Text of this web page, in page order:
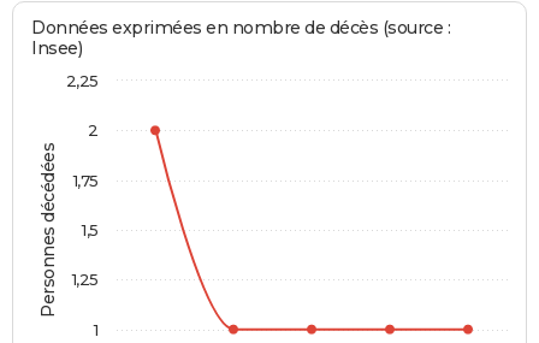
Personnes décédées
Données exprimées en nombre de décès (source :
Insee)
1
1,25
1,5
1,75
2
2,25